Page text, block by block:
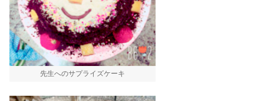
先生へのサプライズケーキ